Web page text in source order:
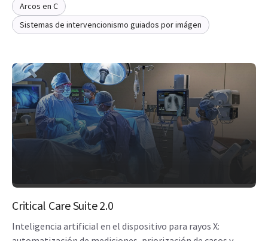
Arcos en C
Sistemas de intervencionismo guiados por imágen
Critical Care Suite 2.0
Inteligencia artificial en el dispositivo para rayos X: